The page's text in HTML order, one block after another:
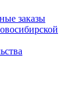
заказы